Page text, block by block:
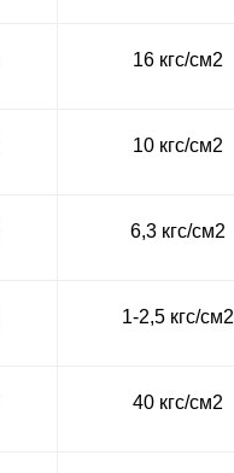
16 кгс/см2
10 кгс/см2
6,3 кгс/см2
1-2,5 кгс/см2
40 кгс/см2